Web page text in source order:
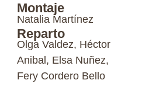
Montaje
Natalia Martínez
Reparto
Olga Valdez, Héctor
Anibal, Elsa Nuñez,
Fery Cordero Bello